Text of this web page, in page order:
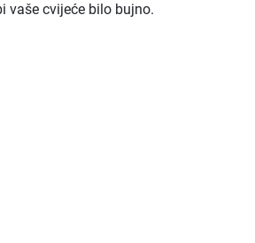
vaše cvijeće bilo bujno.